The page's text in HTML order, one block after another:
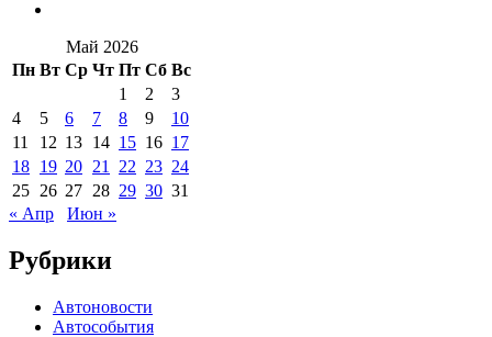
Май 2026
Пн Вт Ср Чт Пт Сб Вс
1
2
3
4
5 6 7 8 9
10
11
12 13 14 15 16 17
18 19 20 21 22 23 24
25 26 27 28 29 30 31
« Апр
Июн »
Рубрики
Автоновости
Автособытия